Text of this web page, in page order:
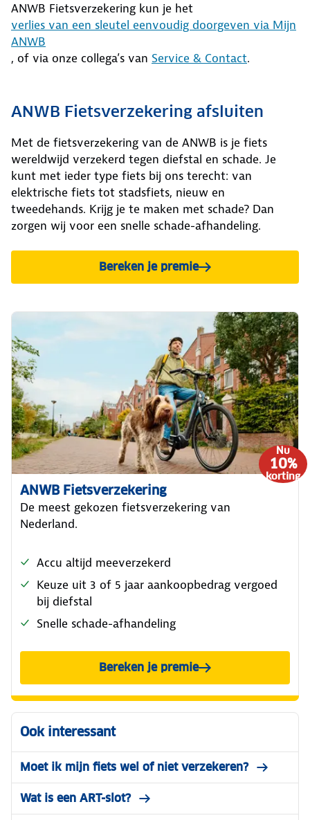
ANWB Fietsverzekering kun je het
verlies van een sleutel eenvoudig doorgeven via Mijn
ANWB
, of via onze collega’s van Service & Contact.
ANWB Fietsverzekering afsluiten
Met de fietsverzekering van de ANWB is je fiets
wereldwijd verzekerd tegen diefstal en schade. Je
kunt met ieder type fiets bij ons terecht: van
elektrische fiets tot stadsfiets, nieuw en
tweedehands. Krijg je te maken met schade? Dan
zorgen wij voor een snelle schade-afhandeling.
Bereken je premie
voor de ANWB
Nu
10%
korting
ANWB Fietsverzekering
De meest gekozen fietsverzekering van
Nederland.
Accu altijd meeverzekerd
Keuze uit 3 of 5 jaar aankoopbedrag vergoed
bij diefstal
Snelle schade-afhandeling
Bereken je premie
voor de ANWB
Ook interessant
Moet ik mijn fiets wel of niet verzekeren?
Wat is een ART-slot?